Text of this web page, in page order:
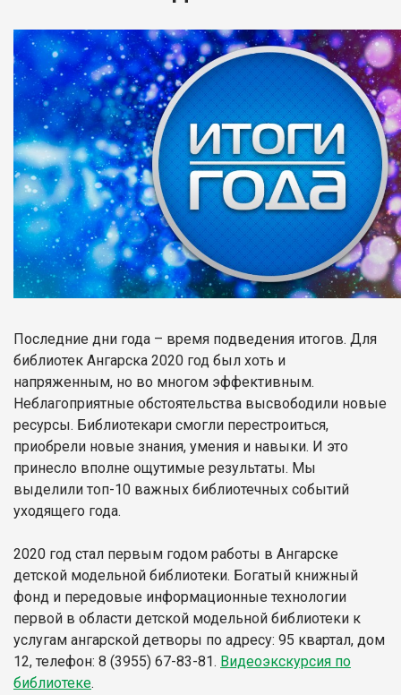
Последние дни года – время подведения итогов. Для
библиотек Ангарска 2020 год был хоть и
напряженным, но во многом эффективным.
Неблагоприятные обстоятельства высвободили новые
ресурсы. Библиотекари смогли перестроиться,
приобрели новые знания, умения и навыки. И это
принесло вполне ощутимые результаты. Мы
выделили топ-10 важных библиотечных событий
уходящего года.
2020 год стал первым годом работы в Ангарске
детской модельной библиотеки. Богатый книжный
фонд и передовые информационные технологии
первой в области детской модельной библиотеки к
услугам ангарской детворы по адресу: 95 квартал, дом
12, телефон: 8 (3955) 67-83-81. Видеоэкскурсия по
библиотеке.